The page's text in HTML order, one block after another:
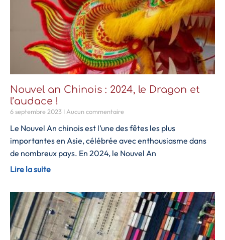
Nouvel an Chinois : 2024, le Dragon et
l’audace !
6 septembre 2023 Aucun commentaire
Le Nouvel An chinois est l’une des fêtes les plus
importantes en Asie, célébrée avec enthousiasme dans
de nombreux pays. En 2024, le Nouvel An
Lire la suite